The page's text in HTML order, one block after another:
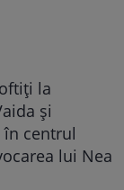
la
și
în centrul
lui Nea